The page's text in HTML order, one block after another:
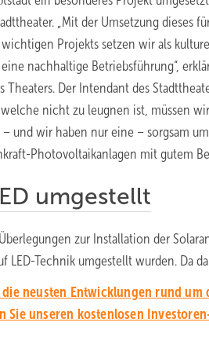
„Mit der Umsetzung dieses
Projekts setzen wir als
nachhaltige Betriebsführung“,
Theaters. Der Intendant des
welche nicht zu leugnen ist, müssen
– und wir haben nur eine – sorgsam
Photovoltaikanlagen mit gutem
umgestellt
zur Installation der
LED-Technik umgestellt wurden. Da
die neusten Entwicklungen rund
Sie unseren kostenlosen